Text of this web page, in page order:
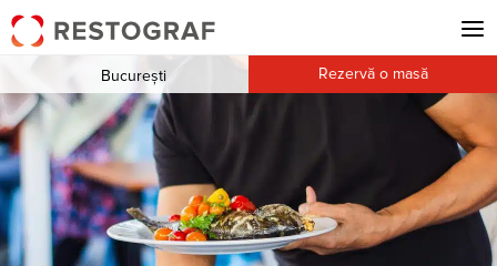
București Rezervă o masă